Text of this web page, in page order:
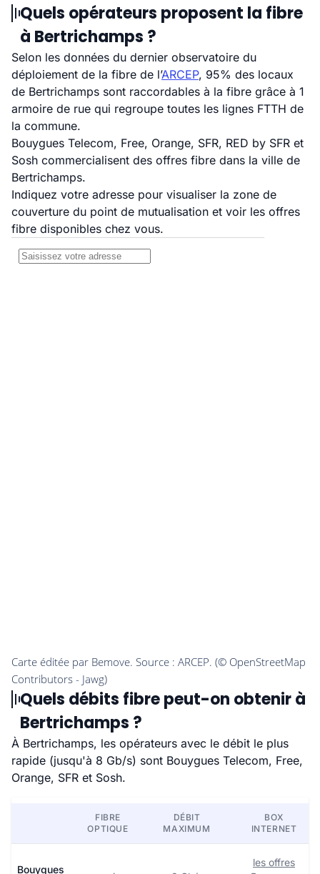
Quels opérateurs proposent la fibre
à Bertrichamps ?
Selon les données du dernier observatoire du
déploiement de la fibre de l’ARCEP, 95% des locaux
de Bertrichamps sont raccordables à la fibre grâce à 1
armoire de rue qui regroupe toutes les lignes FTTH de
la commune.
Bouygues Telecom, Free, Orange, SFR, RED by SFR et
Sosh commercialisent des offres fibre dans la ville de
Bertrichamps.
Indiquez votre adresse pour visualiser la zone de
couverture du point de mutualisation et voir les offres
fibre disponibles chez vous.
Quels débits fibre peut-on obtenir à
Bertrichamps ?
À Bertrichamps, les opérateurs avec le débit le plus
rapide (jusqu'à 8 Gb/s) sont Bouygues Telecom, Free,
Orange, SFR et Sosh.
FIBRE
OPTIQUE
DÉBIT
MAXIMUM
BOX
INTERNET
Bouygues
les offres